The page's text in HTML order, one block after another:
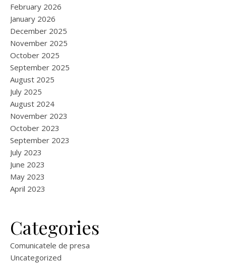
February 2026
January 2026
December 2025
November 2025
October 2025
September 2025
August 2025
July 2025
August 2024
November 2023
October 2023
September 2023
July 2023
June 2023
May 2023
April 2023
Categories
Comunicatele de presa
Uncategorized